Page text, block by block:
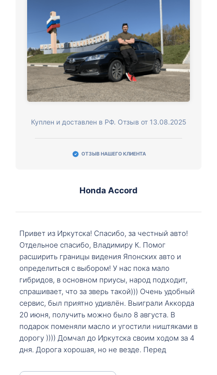
Куплен и доставлен в РФ. Отзыв от 13.08.2025
ОТЗЫВ НАШЕГО КЛИЕНТА
Honda Accord
Привет из Иркутска! Спасибо, за честный авто!
Отдельное спасибо, Владимиру К. Помог
расширить границы видения Японских авто и
определиться с выбором! У нас пока мало
гибридов, в основном приусы, народ подходит,
спрашивает, что за зверь такой))) Очень удобный
сервис, был приятно удивлён. Выиграли Аккорда
20 июня, получить можно было 8 августа. В
подарок поменяли масло и угостили ништяками в
дорогу )))) Домчал до Иркутска своим ходом за 4
дня. Дорога хорошая, но не везде. Перед
серпантинах по пути следования.